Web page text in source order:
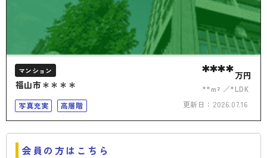
マンション
福山市＊＊＊＊
****万円
**m²
*LDK
写真充実
高層階 更新日： 2026.07.16
会員の方はこちら